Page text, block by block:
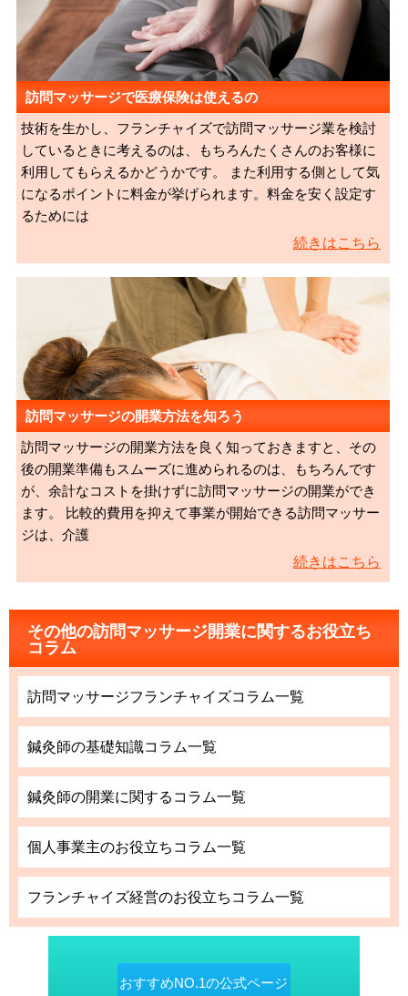
訪問マッサージで医療保険は使えるの
技術を生かし、フランチャイズで訪問マッサージ業を検討
しているときに考えるのは、もちろんたくさんのお客様に
利用してもらえるかどうかです。 また利用する側として気
になるポイントに料金が挙げられます。料金を安く設定す
るためには
続きはこちら
訪問マッサージの開業方法を知ろう
訪問マッサージの開業方法を良く知っておきますと、その
後の開業準備もスムーズに進められるのは、もちろんです
が、余計なコストを掛けずに訪問マッサージの開業ができ
ます。 比較的費用を抑えて事業が開始できる訪問マッサー
ジは、介護
続きはこちら
その他の訪問マッサージ開業に関するお役立ち
コラム
訪問マッサージフランチャイズコラム一覧
鍼灸師の基礎知識コラム一覧
鍼灸師の開業に関するコラム一覧
個人事業主のお役立ちコラム一覧
フランチャイズ経営のお役立ちコラム一覧
おすすめNO.1の公式ページ